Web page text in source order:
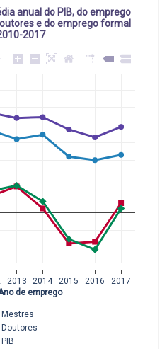
anual do PIB, do emprego
e do emprego formal
2017
2013 2014 2015 2016 2017
Mestres
Doutores
PIB
de emprego